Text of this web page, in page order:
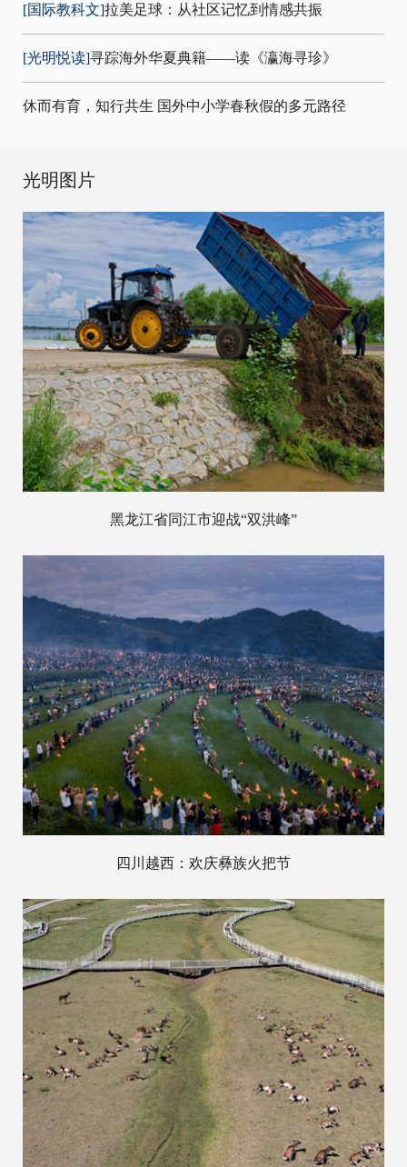
[国际教科文]拉美足球：从社区记忆到情感共振
[光明悦读]寻踪海外华夏典籍——读《瀛海寻珍》
休而有育，知行共生 国外中小学春秋假的多元路径
光明图片
黑龙江省同江市迎战“双洪峰”
四川越西：欢庆彝族火把节